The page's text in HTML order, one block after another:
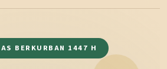
BERKURBAN 1447 H